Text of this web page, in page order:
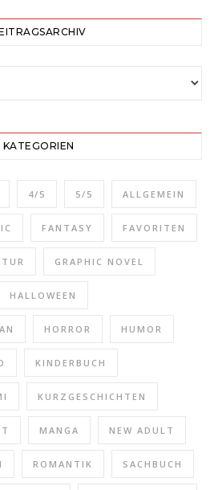
KATEGORIEN
4/5 5/5 ALLGEMEIN
FANTASY FAVORITEN
GRAPHIC NOVEL
HALLOWEEN
HORROR HUMOR
KINDERBUCH
KURZGESCHICHTEN
MANGA NEW ADULT
ROMANTIK SACHBUCH